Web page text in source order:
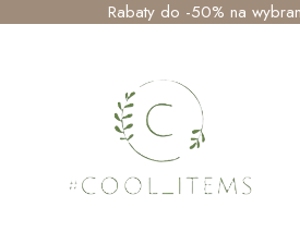
Rabaty do -50% na